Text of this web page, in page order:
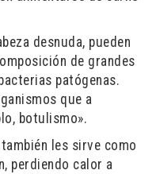
desnuda, pueden
de grandes
patógenas.
que a
botulismo».
les sirve como
perdiendo calor a